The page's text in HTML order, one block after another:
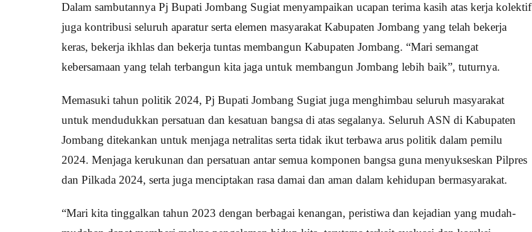
Dalam sambutannya Pj Bupati Jombang Sugiat menyampaikan ucapan terima kasih atas kerja kolektif
juga kontribusi seluruh aparatur serta elemen masyarakat Kabupaten Jombang yang telah bekerja
keras, bekerja ikhlas dan bekerja tuntas membangun Kabupaten Jombang. “Mari semangat
kebersamaan yang telah terbangun kita jaga untuk membangun Jombang lebih baik”, tuturnya.
Memasuki tahun politik 2024, Pj Bupati Jombang Sugiat juga menghimbau seluruh masyarakat
untuk mendudukkan persatuan dan kesatuan bangsa di atas segalanya. Seluruh ASN di Kabupaten
Jombang ditekankan untuk menjaga netralitas serta tidak ikut terbawa arus politik dalam pemilu
2024. Menjaga kerukunan dan persatuan antar semua komponen bangsa guna menyukseskan Pilpres
dan Pilkada 2024, serta juga menciptakan rasa damai dan aman dalam kehidupan bermasyarakat.
“Mari kita tinggalkan tahun 2023 dengan berbagai kenangan, peristiwa dan kejadian yang mudah-